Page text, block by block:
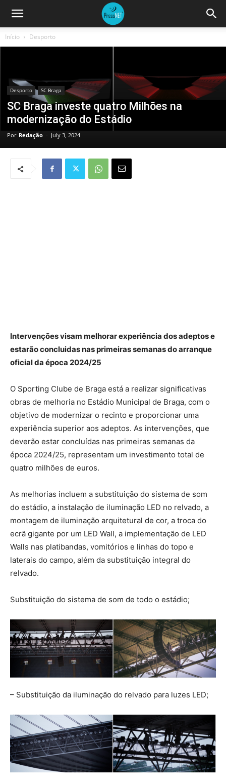
Início Desporto
Desporto SC Braga
SC Braga investe quatro Milhões na
modernização do Estádio
Por Redação - July 3, 2024
Intervenções visam melhorar experiência dos adeptos e
estarão concluidas nas primeiras semanas do arranque
oficial da época 2024/25
O Sporting Clube de Braga está a realizar significativas
obras de melhoria no Estádio Municipal de Braga, com o
objetivo de modernizar o recinto e proporcionar uma
experiência superior aos adeptos. As intervenções, que
deverão estar concluídas nas primeiras semanas da
época 2024/25, representam um investimento total de
quatro milhões de euros.
As melhorias incluem a substituição do sistema de som
do estádio, a instalação de iluminação LED no relvado, a
montagem de iluminação arquitetural de cor, a troca do
ecrã gigante por um LED Wall, a implementação de LED
Walls nas platibandas, vomitórios e linhas do topo e
laterais do campo, além da substituição integral do
relvado.
Substituição do sistema de som de todo o estádio;
– Substituição da iluminação do relvado para luzes LED;